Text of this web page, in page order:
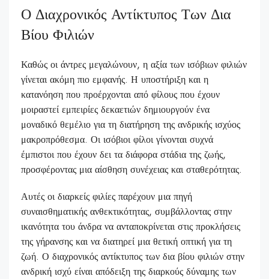
Ο Διαχρονικός Αντίκτυπος Των Δια
Βίου Φιλιών
Καθώς οι άντρες μεγαλώνουν, η αξία των ισόβιων φιλιών
γίνεται ακόμη πιο εμφανής. Η υποστήριξη και η
κατανόηση που προέρχονται από φίλους που έχουν
μοιραστεί εμπειρίες δεκαετιών δημιουργούν ένα
μοναδικό θεμέλιο για τη διατήρηση της ανδρικής ισχύος
μακροπρόθεσμα. Οι ισόβιοι φίλοι γίνονται συχνά
έμπιστοι που έχουν δει τα διάφορα στάδια της ζωής,
προσφέροντας μια αίσθηση συνέχειας και σταθερότητας.
Αυτές οι διαρκείς φιλίες παρέχουν μια πηγή
συναισθηματικής ανθεκτικότητας, συμβάλλοντας στην
ικανότητα του άνδρα να ανταποκρίνεται στις προκλήσεις
της γήρανσης και να διατηρεί μια θετική οπτική για τη
ζωή. Ο διαχρονικός αντίκτυπος των δια βίου φιλιών στην
ανδρική ισχύ είναι απόδειξη της διαρκούς δύναμης των